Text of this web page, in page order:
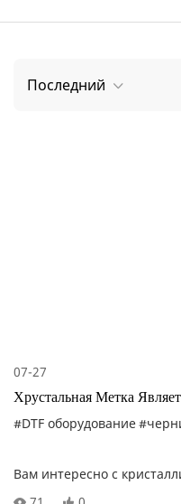
Последний
07-27
Хрустальная Метка
Технологией. Какие
#DTF оборудование
Вам интересно с
широким спектром